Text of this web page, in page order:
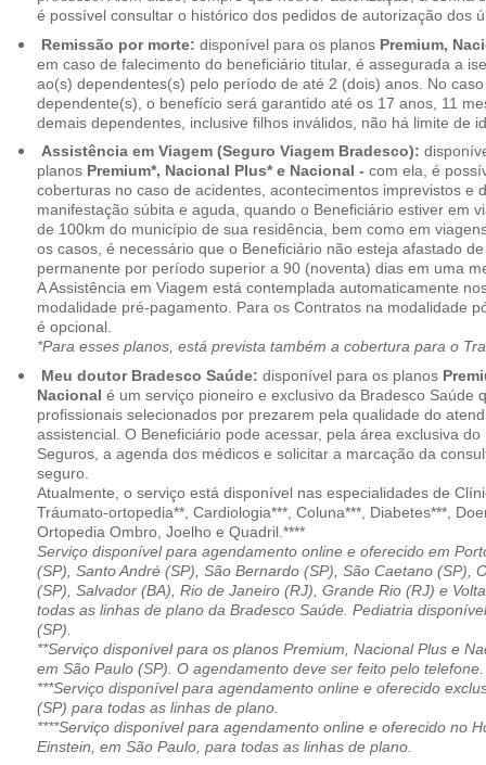
é possível consultar o histórico dos pedidos de autorização dos
Remissão por morte: disponível para os planos Premium,
em caso de falecimento do beneficiário titular, é assegurada a
ao(s) dependentes(s) pelo período de até 2 (dois) anos. No
dependente(s), o benefício será garantido até os 17 anos, 11
demais dependentes, inclusive filhos inválidos, não há limite de
Assistência em Viagem (Seguro Viagem Bradesco):
planos Premium*, Nacional Plus* e Nacional - com ela, é
coberturas no caso de acidentes, acontecimentos imprevistos e
manifestação súbita e aguda, quando o Beneficiário estiver em
de 100km do município de sua residência, bem como em
os casos, é necessário que o Beneficiário não esteja afastado
permanente por período superior a 90 (noventa) dias em uma
A Assistência em Viagem está contemplada automaticamente
modalidade pré-pagamento. Para os Contratos na modalidade
é opcional.
*Para esses planos, está prevista também a cobertura para o
Meu doutor Bradesco Saúde: disponível para os planos
Nacional é um serviço pioneiro e exclusivo da Bradesco Saúde
profissionais selecionados por prezarem pela qualidade do
assistencial. O Beneficiário pode acessar, pela área exclusiva
Seguros, a agenda dos médicos e solicitar a marcação da
seguro.
Atualmente, o serviço está disponível nas especialidades de
Tráumato-ortopedia**, Cardiologia***, Coluna***, Diabetes***,
Ortopedia Ombro, Joelho e Quadril.****
Serviço disponível para agendamento online e oferecido em
(SP), Santo André (SP), São Bernardo (SP), São Caetano (SP),
(SP), Salvador (BA), Rio de Janeiro (RJ), Grande Rio (RJ) e
todas as linhas de plano da Bradesco Saúde. Pediatria
(SP).
**Serviço disponível para os planos Premium, Nacional Plus e
em São Paulo (SP). O agendamento deve ser feito pelo telefone.
***Serviço disponível para agendamento online e oferecido
(SP) para todas as linhas de plano.
****Serviço disponível para agendamento online e oferecido no
Einstein, em São Paulo, para todas as linhas de plano.